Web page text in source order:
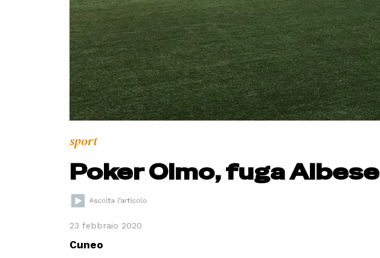
sport
Poker Olmo, fuga Albese
23 febbraio 2020
Cuneo